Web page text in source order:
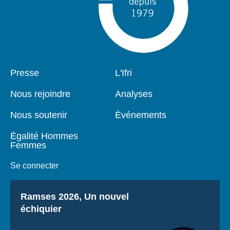
Pied
Presse
Nous rejoindre
Nous soutenir
Égalité Hommes
Femmes
Se connecter
Navigation
L'Ifri
Analyses
Événements
Titre
Ramses 2026, Un nouvel
échiquier